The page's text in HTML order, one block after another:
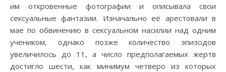
им откровенные фотографии и описывала свои
сексуальные фантазии. Изначально её арестовали в
мае по обвинению в сексуальном насилии над одним
учеником, однако позже количество эпизодов
увеличилось до 11, а число предполагаемых жертв
достигло шести, как минимум четверо из которых